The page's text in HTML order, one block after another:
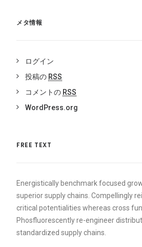
メタ情報
ログイン
投稿の RSS
コメントの RSS
WordPress.org
FREE TEXT
Energistically benchmark focused
superior supply chains. Compellingly
critical potentialities whereas cross
Phosfluorescently re-engineer
standardized supply chains.